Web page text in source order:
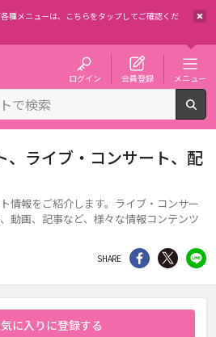
種メニューは、
こちらをタップしてご確認くだ
ログイン 会員登録 メニュー
、ライブ・コンサート、配
情報をご紹介します。ライブ・コンサー
動画、記事など、様々な情報コンテンツ
SHARE シェア Twitter
に入りに登録する